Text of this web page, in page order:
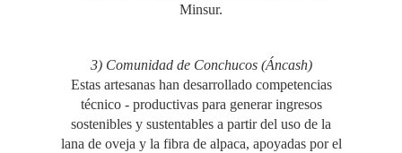
Minsur.
3) Comunidad de Conchucos (Áncash)
Estas artesanas han desarrollado competencias
técnico - productivas para generar ingresos
sostenibles y sustentables a partir del uso de la
lana de oveja y la fibra de alpaca, apoyadas por el